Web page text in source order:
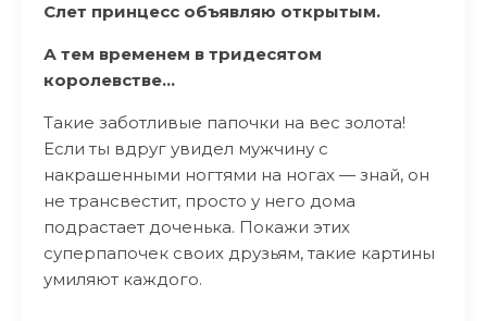
Слет принцесс объявляю открытым.
А тем временем в тридесятом
королевстве…
Такие заботливые папочки на вес золота!
Если ты вдруг увидел мужчину с
накрашенными ногтями на ногах — знай, он
не трансвестит, просто у него дома
подрастает доченька. Покажи этих
суперпапочек своих друзьям, такие картины
умиляют каждого.